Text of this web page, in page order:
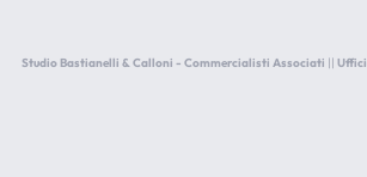
Studio Bastianelli & Calloni - Commercialisti Associati ||